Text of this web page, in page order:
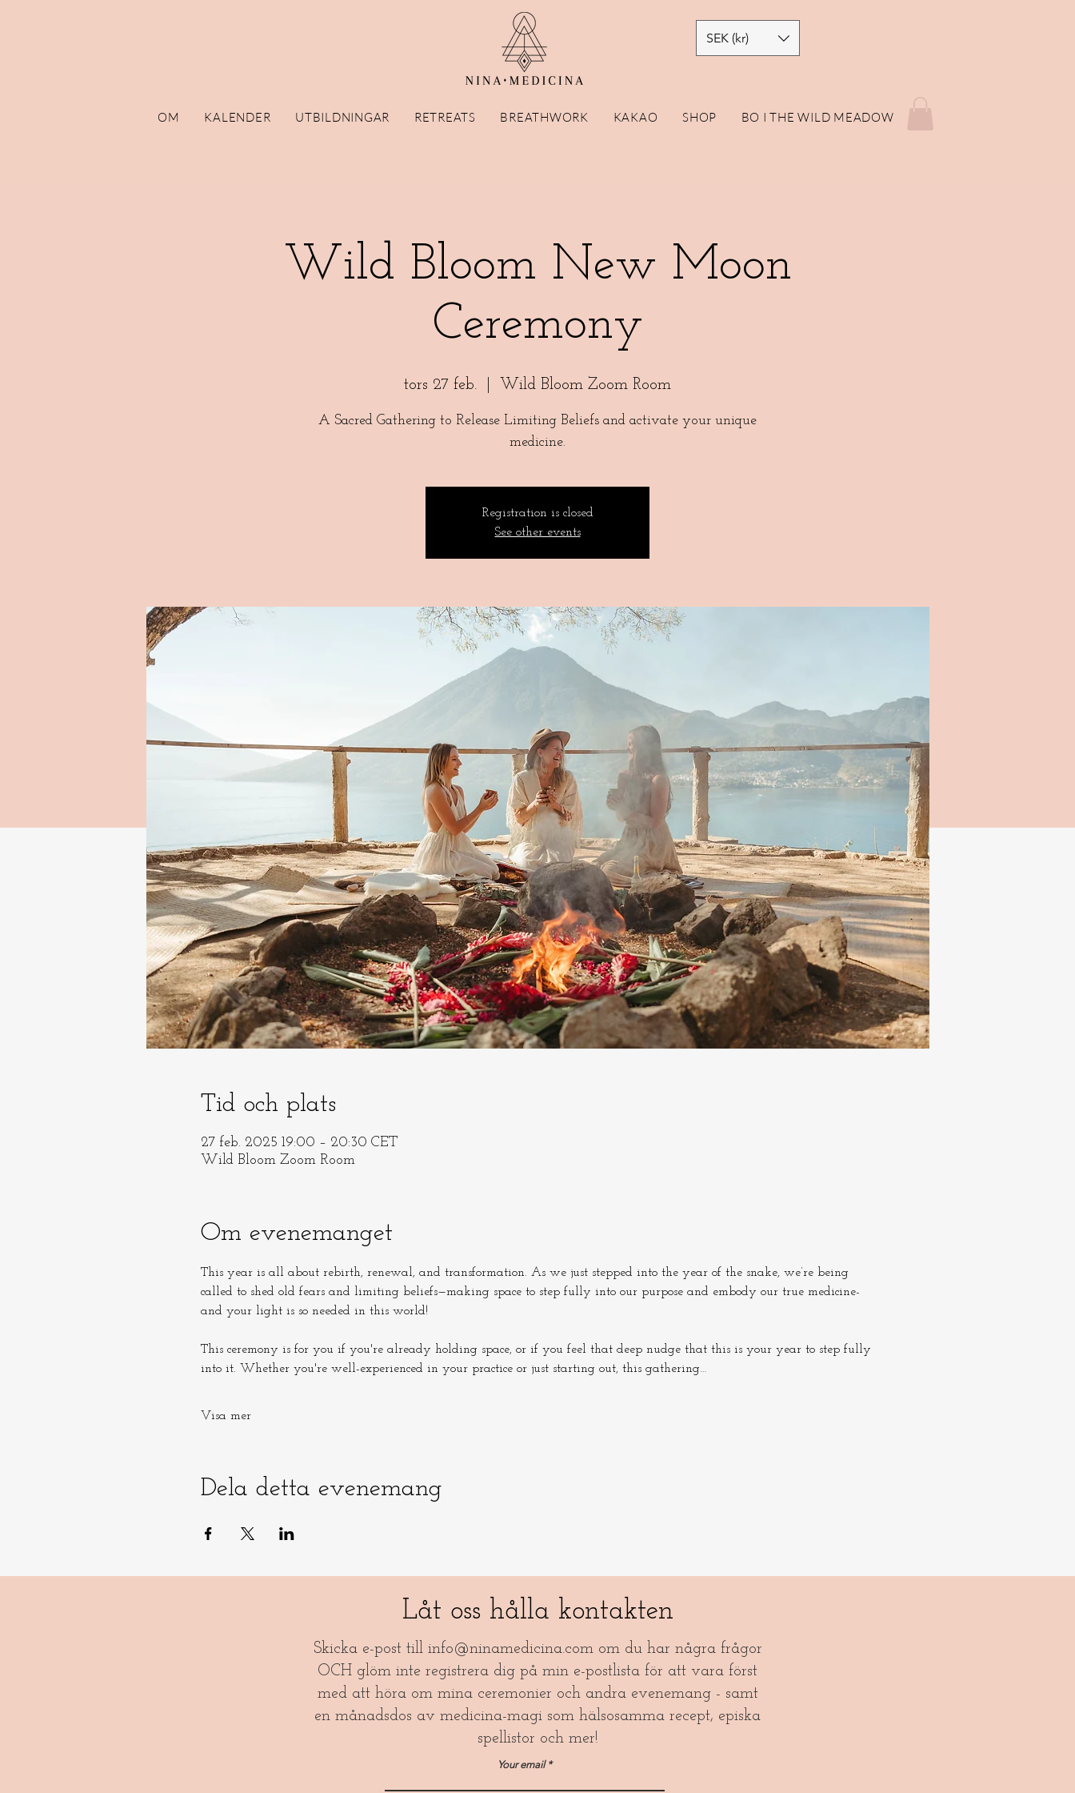
SEK (kr)
OM KALENDER UTBILDNINGAR RETREATS BREATHWORK KAKAO SHOP BO I THE WILD MEADOW
Wild Bloom New Moon
Ceremony
tors 27 feb. Wild Bloom Zoom Room
A Sacred Gathering to Release Limiting Beliefs and activate your unique
medicine.
Registration is closed
See other events
Tid och plats
27 feb. 2025 19:00 – 20:30 CET
Wild Bloom Zoom Room
Om evenemanget
This year is all about rebirth, renewal, and transformation. As we just stepped into the year of the snake, we’re being
called to shed old fears and limiting beliefs—making space to step fully into our purpose and embody our true medicine-
and your light is so needed in this world!
This ceremony is for you if you're already holding space, or if you feel that deep nudge that this is your year to step fully
into it. Whether you're well-experienced in your practice or just starting out, this gathering…
Visa mer
Dela detta evenemang
Låt oss hålla kontakten
​​Skicka e-post till info@ninamedicina.comom du har några frågor
OCH glöm inte registrera dig på min e-postlista för att vara först
med att höra om mina ceremonier och andra evenemang - samt
en månadsdos av medicina-magi som hälsosamma recept, episka
spellistor och mer!​
Your email